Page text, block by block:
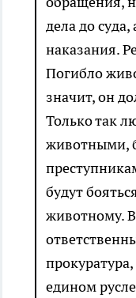
дела до суда,
наказания.
Погибло
значит, он
Только так
животными,
будут
животному.
едином